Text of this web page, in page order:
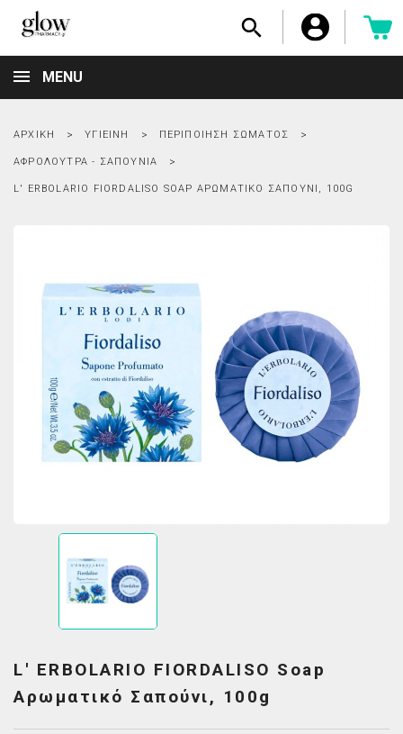

MENU
ΑΡΧΙΚΉ ΥΓΙΕΙΝΉ ΠΕΡΙΠΟΊΗΣΗ ΣΏΜΑΤΟΣ
ΑΦΡΌΛΟΥΤΡΑ - ΣΑΠΟΎΝΙΑ
L' ERBOLARIO FIORDALISO SOAP ΑΡΩΜΑΤΙΚΌ ΣΑΠΟΎΝΙ, 100G
L' ERBOLARIO FIORDALISO Soap
Αρωματικό Σαπούνι, 100g